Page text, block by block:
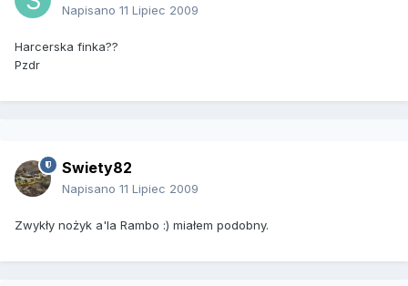
Napisano 11 Lipiec 2009
Harcerska finka??
Pzdr
Swiety82
Napisano 11 Lipiec 2009
Zwykły nożyk a'la Rambo :) miałem podobny.